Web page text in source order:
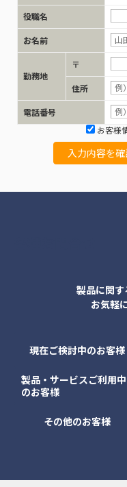
役職名
お名前
勤務地
〒
住所
電話番号
お客様
入力内容を確
製品に関す
お気軽
現在ご検討中のお客様
製品・サービスご利用中
のお客様
その他のお客様